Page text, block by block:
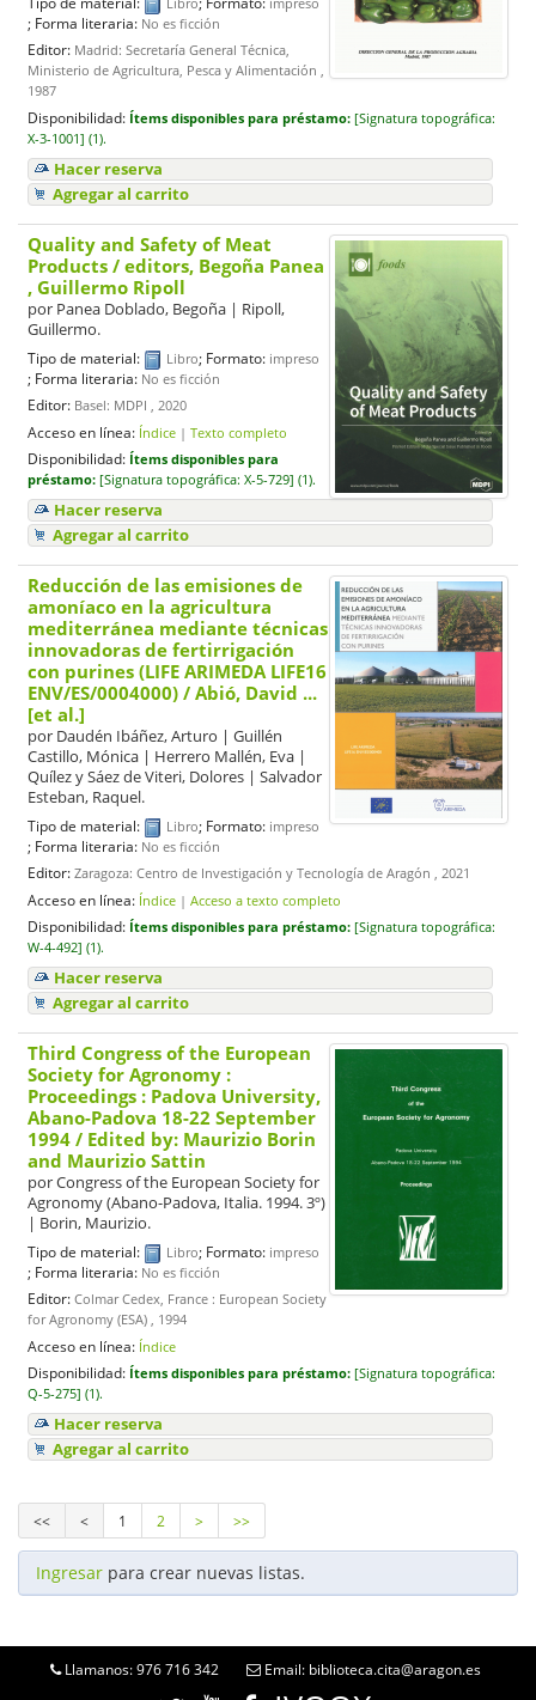
Libro impreso
; Forma literaria: No es ficción
Editor: Madrid: Secretaría General Técnica,
Ministerio de Agricultura, Pesca y Alimentación ,
1987
Disponibilidad: Ítems disponibles para préstamo: [Signatura topográfica:
X-3-1001] (1).
Hacer reserva
Agregar al carrito
Quality and Safety of Meat
Products / editors, Begoña Panea
, Guillermo Ripoll
por Panea Doblado, Begoña | Ripoll,
Guillermo.
Tipo de material: Libro; Formato: impreso
; Forma literaria: No es ficción
Editor: Basel: MDPI , 2020
Acceso en línea: Índice | Texto completo
Disponibilidad: Ítems disponibles para
préstamo: [Signatura topográfica: X-5-729] (1).
Hacer reserva
Agregar al carrito
Reducción de las emisiones de
amoníaco en la agricultura
mediterránea mediante técnicas
innovadoras de fertirrigación
con purines (LIFE ARIMEDA LIFE16
ENV/ES/0004000) / Abió, David ...
[et al.]
por Daudén Ibáñez, Arturo | Guillén
Castillo, Mónica | Herrero Mallén, Eva |
Quílez y Sáez de Viteri, Dolores | Salvador
Esteban, Raquel.
Tipo de material: Libro; Formato: impreso
; Forma literaria: No es ficción
Editor: Zaragoza: Centro de Investigación y Tecnología de Aragón , 2021
Acceso en línea: Índice | Acceso a texto completo
Disponibilidad: Ítems disponibles para préstamo: [Signatura topográfica:
W-4-492] (1).
Hacer reserva
Agregar al carrito
Third Congress of the European
Society for Agronomy :
Proceedings : Padova University,
Abano-Padova 18-22 September
1994 / Edited by: Maurizio Borin
and Maurizio Sattin
porCongress of the European Society for
Agronomy(Abano-Padova, Italia. 1994. 3º)
| Borin, Maurizio.
Tipo de material: Libro; Formato: impreso
; Forma literaria: No es ficción
Editor: Colmar Cedex, France : European Society
for Agronomy (ESA) , 1994
Acceso en línea: Índice
Disponibilidad: Ítems disponibles para préstamo: [Signatura topográfica:
Q-5-275] (1).
Hacer reserva
Agregar al carrito
<< < 1 2 > >>
Ingresar para crear nuevas listas.
Llamanos: 976 716 342 Email: biblioteca.cita@aragon.es